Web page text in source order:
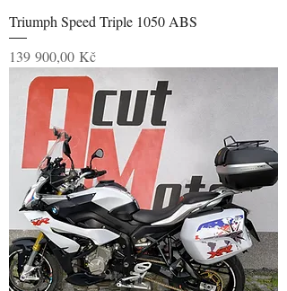
Triumph Speed Triple 1050 ABS
Cena
139 900,00 Kč